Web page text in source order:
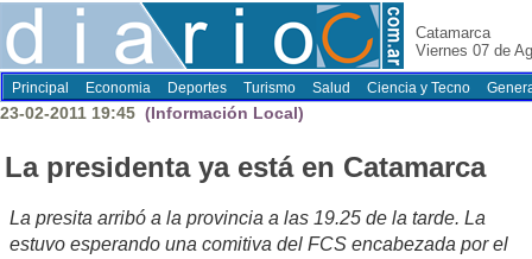
Catamarca
Viernes 07 de
Principal Economia Deportes Turismo Salud Ciencia y Tecno
23-02-2011 19:45 (Información Local)
La presidenta ya está en Catamarca
La presita arribó a la provincia a las 19.25 de la tarde. La
estuvo esperando una comitiva del FCS encabezada por el